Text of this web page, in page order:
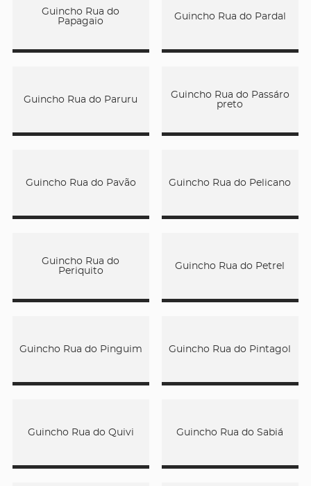
Guincho Rua do
Papagaio
Guincho Rua do Pardal
Guincho Rua do Paruru
Guincho Rua do Passáro
preto
Guincho Rua do Pavão Guincho Rua do Pelicano
Guincho Rua do
Periquito
Guincho Rua do Petrel
Guincho Rua do Pinguim Guincho Rua do Pintagol
Guincho Rua do Quivi Guincho Rua do Sabiá